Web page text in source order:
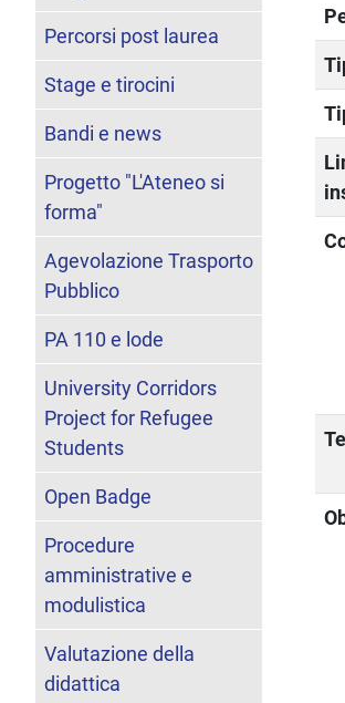
Percorsi post laurea
Stage e tirocini
Bandi e news
Progetto "L'Ateneo si
forma"
Agevolazione Trasporto
Pubblico
PA 110 e lode
University Corridors
Project for Refugee
Students
Open Badge
Procedure
amministrative e
modulistica
Valutazione della
didattica